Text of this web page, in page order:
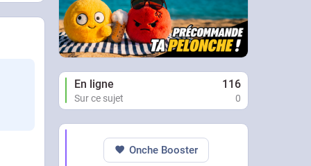
En ligne 116
Sur ce sujet 0
Onche Booster